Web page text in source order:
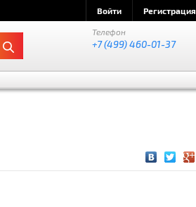
Войти Регистрация
Телефон
+7 (499) 460-01-37